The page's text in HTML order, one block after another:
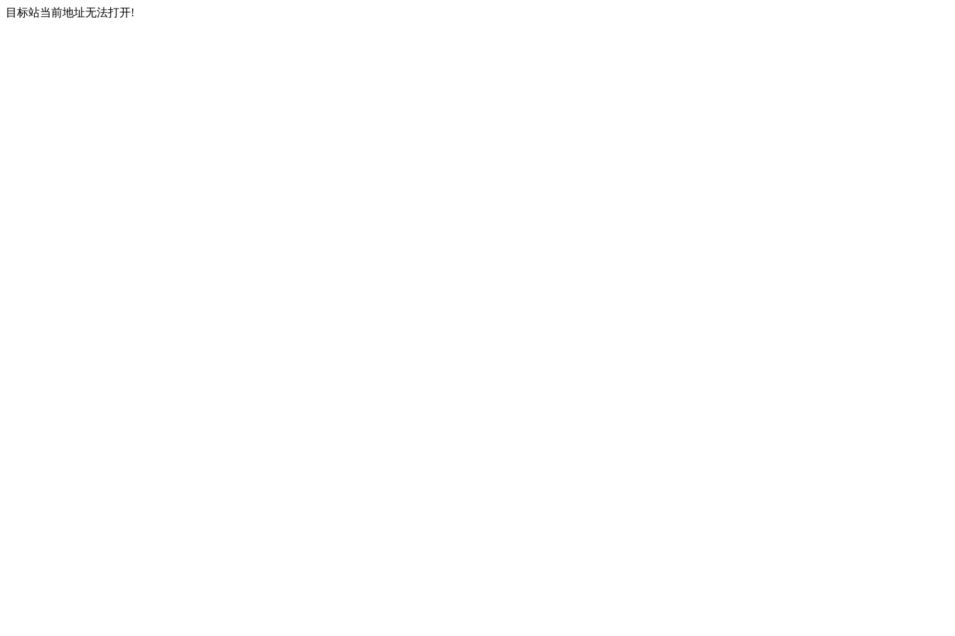
目标站当前地址无法打开!